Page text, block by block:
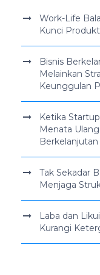
Work-Life
Kunci
Bisnis
Melainkan
Keunggulan
Ketika
Menata
Berkelanjutan
Tak Sekadar
Menjaga
Laba dan
Kurangi